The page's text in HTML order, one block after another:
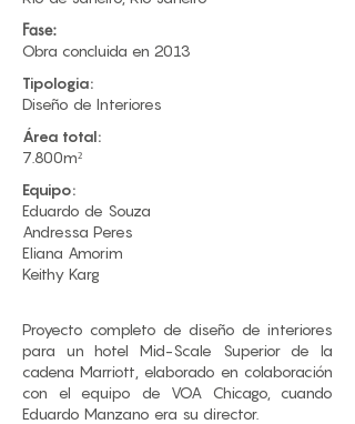
Fase:
​Obra concluida en 2013
Tipologia:
Diseño de Interiores
Área total:
7.800m²
Equipo:
Eduardo de Souza​
Andressa Peres
Eliana Amorim
Keithy Karg
Proyecto completo de diseño de interiores
para un hotel Mid-Scale Superior de la
cadena Marriott, elaborado en colaboración
con el equipo de VOA Chicago, cuando
Eduardo Manzano era su director.